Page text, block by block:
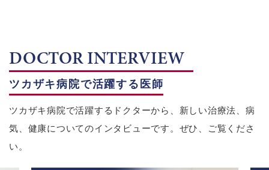
DOCTOR INTERVIEW
ツカザキ病院で活躍する医師
ツカザキ病院で活躍するドクターから、新しい治療法、病
気、健康についてのインタビューです。ぜひ、ご覧くださ
い。